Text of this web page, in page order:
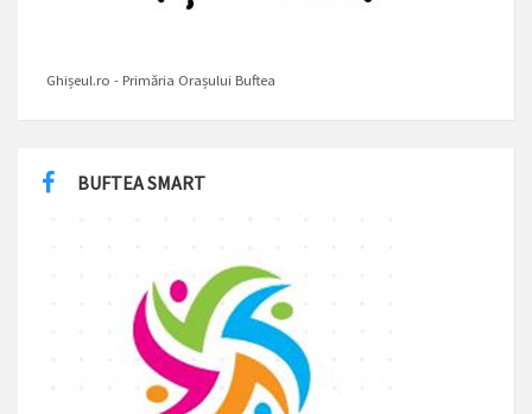
Ghișeul.ro - Primăria Orașului Buftea
BUFTEA SMART